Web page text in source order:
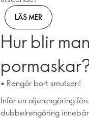
LÄS MER
Hur blir
• Rengör bort smutsen!
Inför en oljerengöring
dubbelrengöring